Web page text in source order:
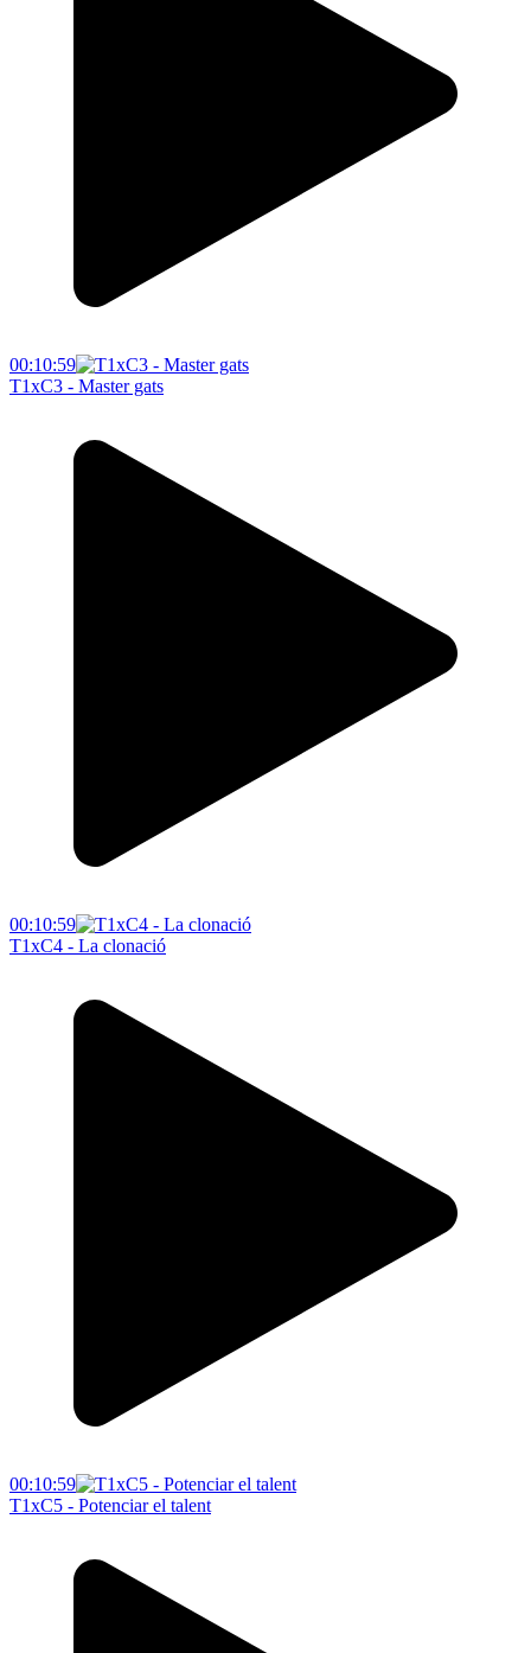
00:10:59
T1xC3 - Master gats
00:10:59
T1xC4 - La clonació
00:10:59
T1xC5 - Potenciar el talent